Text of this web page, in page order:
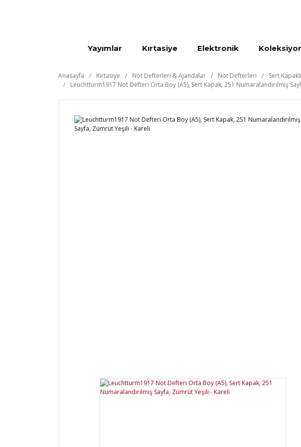
Yayımlar Kırtasiye Elektronik
Anasayfa Kırtasiye Not Defterleri & Ajandalar Not Defterleri
Sert
Leuchtturm1917 Not Defteri Orta Boy (A5), Sert Kapak, 251 Numaralandırılmış